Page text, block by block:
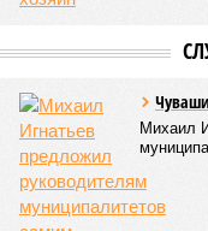
чемпионат по керешу,
сильнейшие борцы
наглядно
Керешу включён в
дисциплин на
того, данное
международную